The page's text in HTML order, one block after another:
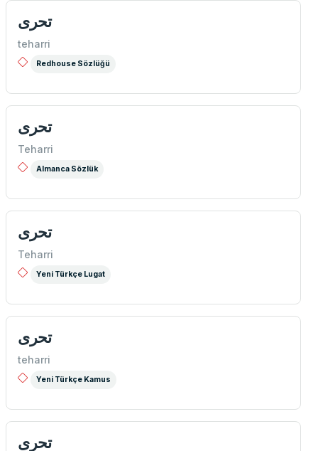
تحری
teharri
Redhouse Sözlüğü
تحری
Teharri
Almanca Sözlük
تحری
Teharri
Yeni Türkçe Lugat
تحری
teharri
Yeni Türkçe Kamus
تحری